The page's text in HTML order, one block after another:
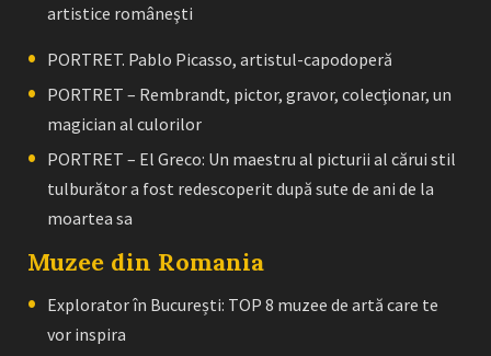
artistice româneşti
PORTRET. Pablo Picasso, artistul-capodoperă
PORTRET – Rembrandt, pictor, gravor, colecţionar, un
magician al culorilor
PORTRET – El Greco: Un maestru al picturii al cărui stil
tulburător a fost redescoperit după sute de ani de la
moartea sa
Muzee din Romania
Explorator în București: TOP 8 muzee de artă care te
vor inspira